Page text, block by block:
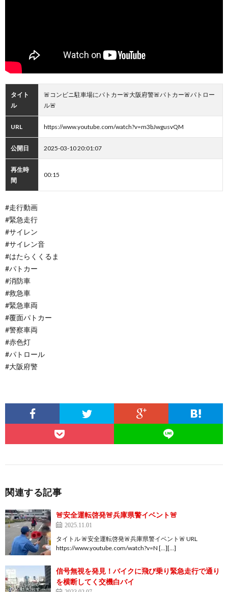
タイト
ル
🚨コンビニ駐車場にパトカー🚨大阪府警🚨パトカー🚨パトロー
ル🚨
URL https://www.youtube.com/watch?v=m3bJwgusvQM
公開日 2025-03-10 20:01:07
再生時
間
00:15
#走行動画
#緊急走行
#サイレン
#サイレン音
#はたらくくるま
#パトカー
#消防車
#救急車
#緊急車両
#覆面パトカー
#警察車両
#赤色灯
#パトロール
#大阪府警
関連する記事
🚨安全運転啓発🚨兵庫県警イベント🚨
2025.11.01
タイトル 🚨安全運転啓発🚨兵庫県警イベント🚨 URL
https://www.youtube.com/watch?v=N […][…]
信号無視を発見！バイクに飛び乗り緊急走行で通り
を横断してく交機白バイ